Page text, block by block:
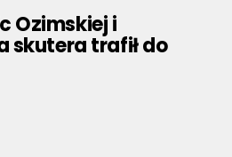
Ozimskiej i
skutera trafił do